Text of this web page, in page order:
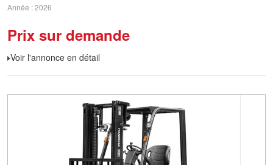
Année 2026
Prix sur demande
Voir l'annonce en détail